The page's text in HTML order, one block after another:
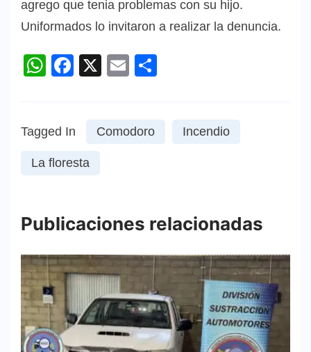
agrego que tenia problemas con su hijo.
Uniformados lo invitaron a realizar la denuncia.
WhatsApp
Facebook
X Email
Tagged In Comodoro Incendio
La floresta
Publicaciones relacionadas